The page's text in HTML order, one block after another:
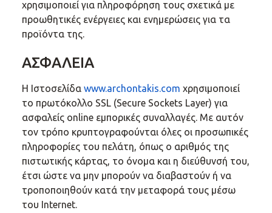
χρησιμοποιεί για πληροφόρηση τους σχετικά με
προωθητικές ενέργειες και ενημερώσεις για τα
προϊόντα της.
ΑΣΦΑΛΕΙΑ
H Ιστοσελίδα www.archontakis.com χρησιμοποιεί
το πρωτόκολλο SSL (Secure Sockets Layer) για
ασφαλείς online εμπορικές συναλλαγές. Με αυτόν
τον τρόπο κρυπτογραφούνται όλες οι προσωπικές
πληροφορίες του πελάτη, όπως ο αριθμός της
πιστωτικής κάρτας, το όνομα και η διεύθυνσή του,
έτσι ώστε να μην μπορούν να διαβαστούν ή να
τροποποιηθούν κατά την μεταφορά τους μέσω
του Internet.